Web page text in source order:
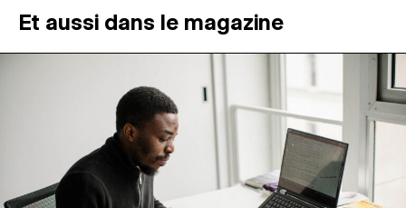
ATELIERS OUVERTS
ESPACES DE PRATIQUE ARTISTIQUE ↓
Et aussi dans le magazine